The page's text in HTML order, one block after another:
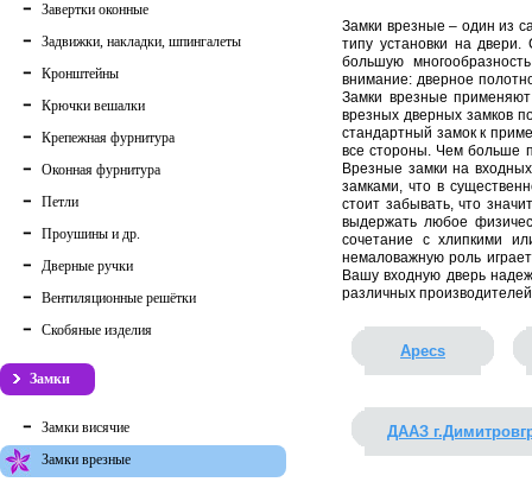
Завертки оконные
Задвижки, накладки, шпингалеты
Кронштейны
Крючки вешалки
Крепежная фурнитура
Оконная фурнитура
Петли
Проушины и др.
Дверные ручки
Вентиляционные решётки
Скобяные изделия
Замки
Замки висячие
Замки врезные
Замки врезные – один из
типу установки на
большую
внимание: дверное
Замки врезные
врезных дверных замков
стандартный замок к
все стороны. Чем больше
Врезные замки на
замками, что в
стоит забывать, что
выдержать любое
сочетание с хлипкими
немаловажную роль
Вашу входную дверь
различных
Apecs
ДААЗ